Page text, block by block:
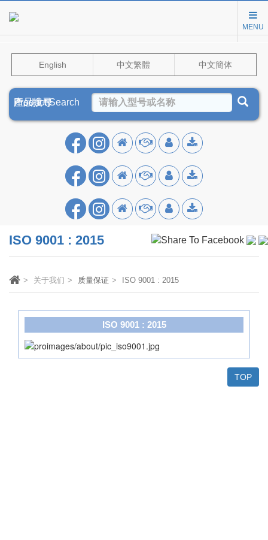
MENU
English 中文繁體 中文簡体
Product Search
產品搜尋
产品搜寻
ISO 9001 : 2015
关于我们 质量保证 ISO 9001 : 2015
ISO 9001 : 2015
TOP